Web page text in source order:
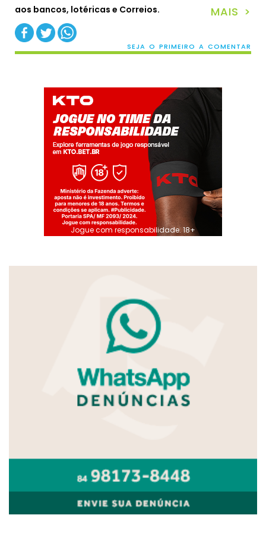
aos bancos, lotéricas e Correios.
MAIS >
SEJA O PRIMEIRO A COMENTAR
Jogue com responsabilidade. 18+